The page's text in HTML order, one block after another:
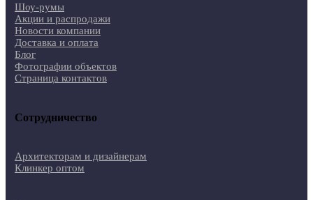
Шоу-румы
Акции и распродажи
Новости компании
Доставка и оплата
Блог
Фотографии объектов
Страница контактов
Сотрудничество
Архитекторам и дизайнерам
Клинкер оптом